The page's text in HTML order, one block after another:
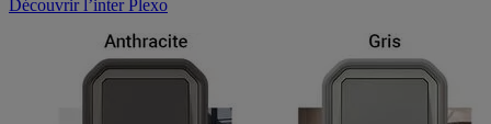
Découvrir l’inter Plexo